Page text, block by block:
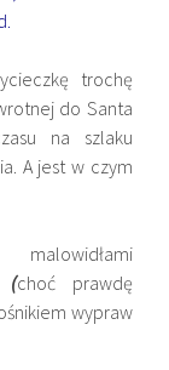
trochę
do Santa
na szlaku
A jest w czym
(choć prawdę
wypraw